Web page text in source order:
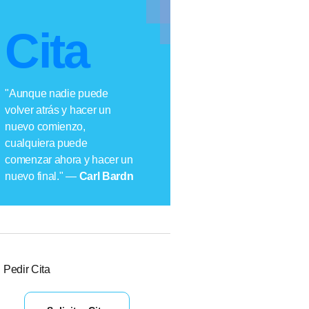
Cita
"Aunque nadie puede
volver atrás y hacer un
nuevo comienzo,
cualquiera puede
comenzar ahora y hacer un
nuevo final." — Carl Bardn
Pedir Cita